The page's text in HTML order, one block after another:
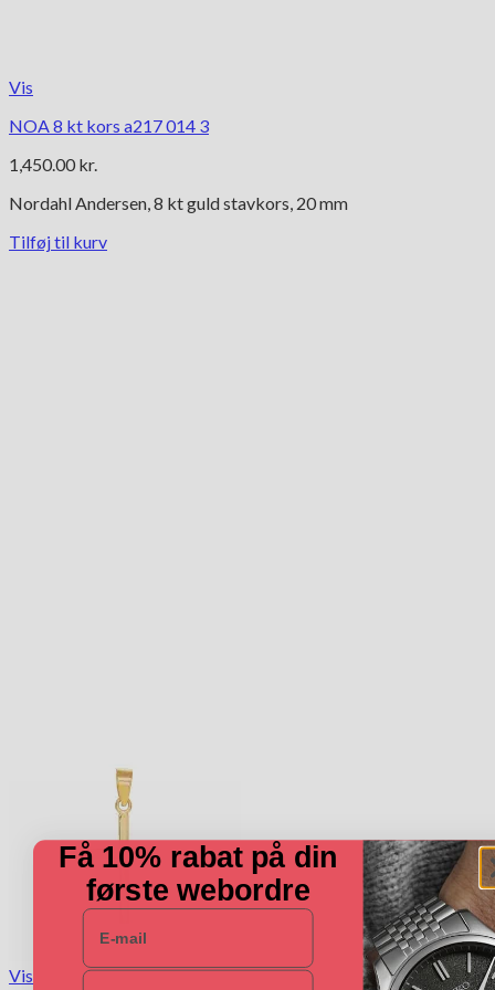
Vis
NOA 8 kt kors a217 014 3
1,450.00 kr.
Nordahl Andersen, 8 kt guld stavkors, 20 mm
Tilføj til kurv
Vis
Få 10% rabat på din
første webordre
E-mail
Navn